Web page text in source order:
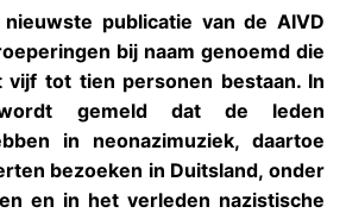
publicatie van de AIVD
bij naam genoemd die
vijf tot tien personen bestaan. In
gemeld dat de leden
in neonazimuziek, daartoe
bezoeken in Duitsland, onder
en in het verleden nazistische